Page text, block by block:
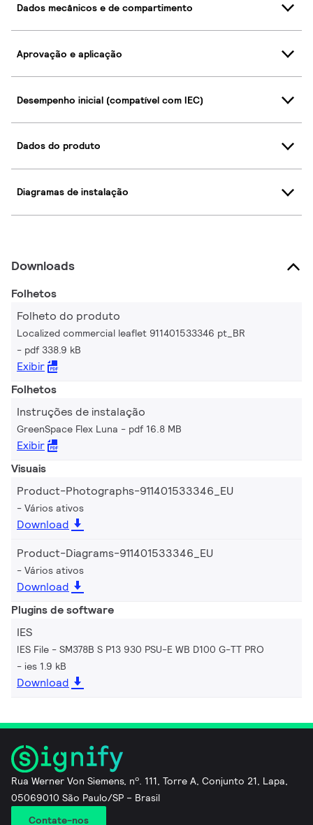
Dados mecânicos e de compartimento
Aprovação e aplicação
Desempenho inicial (compatível com IEC)
Dados do produto
Diagramas de instalação
Downloads
Folhetos
Folheto do produto
Localized commercial leaflet 911401533346 pt_BR
pdf 338.9 kB
Exibir
Folhetos
Instruções de instalação
GreenSpace Flex Luna pdf 16.8 MB
Exibir
Visuais
Product-Photographs-911401533346_EU
Vários ativos
Download
Product-Diagrams-911401533346_EU
Vários ativos
Download
Plugins de software
IES
IES File - SM378B S P13 930 PSU-E WB D100 G-TT PRO
ies 1.9 kB
Download
Rua Werner Von Siemens, nº. 111, Torre A, Conjunto 21, Lapa,
05069010 São Paulo/SP – Brasil
Contate-nos